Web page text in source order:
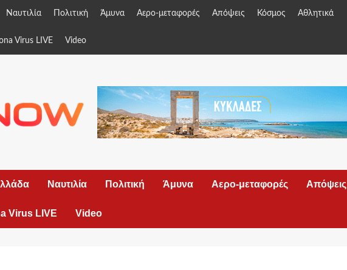
Ναυτιλία Πολιτική Άμυνα Αερο-μεταφορές Απόψεις Κόσμος Αθλητικά
Virus LIVE Video
Ναυτιλία Πολιτική Άμυνα Αερο-μεταφορές Απόψεις
Virus LIVE Video